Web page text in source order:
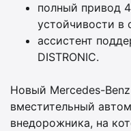
полный привод
устойчивости в
ассистент
DISTRONIC.
Новый Mercedes-Benz
вместительный
внедорожника, на